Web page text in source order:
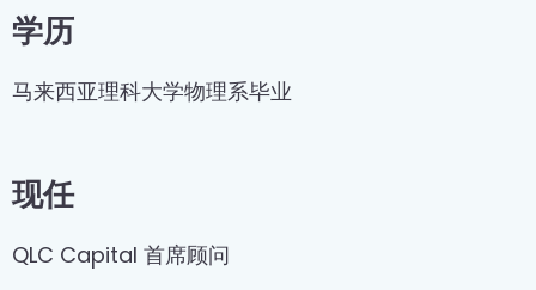
学历
马来西亚理科大学物理系毕业
现任
QLC Capital 首席顾问